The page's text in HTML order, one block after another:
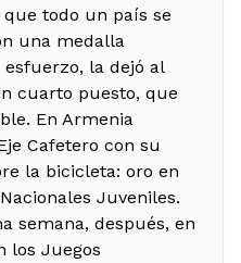
todo un país se
una medalla
la dejó al
cuarto puesto, que
En Armenia
Cafetero con su
la bicicleta: oro en
Juveniles.
semana, después, en
los Juegos